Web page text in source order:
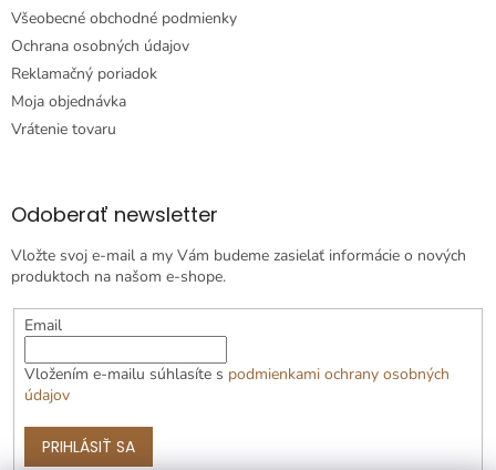
Všeobecné obchodné podmienky
Ochrana osobných údajov
Reklamačný poriadok
Moja objednávka
Vrátenie tovaru
Odoberať newsletter
Vložte svoj e-mail a my Vám budeme zasielať informácie o nových
produktoch na našom e-shope.
Email
Vložením e-mailu súhlasíte s podmienkami ochrany osobných
údajov
PRIHLÁSIŤ SA